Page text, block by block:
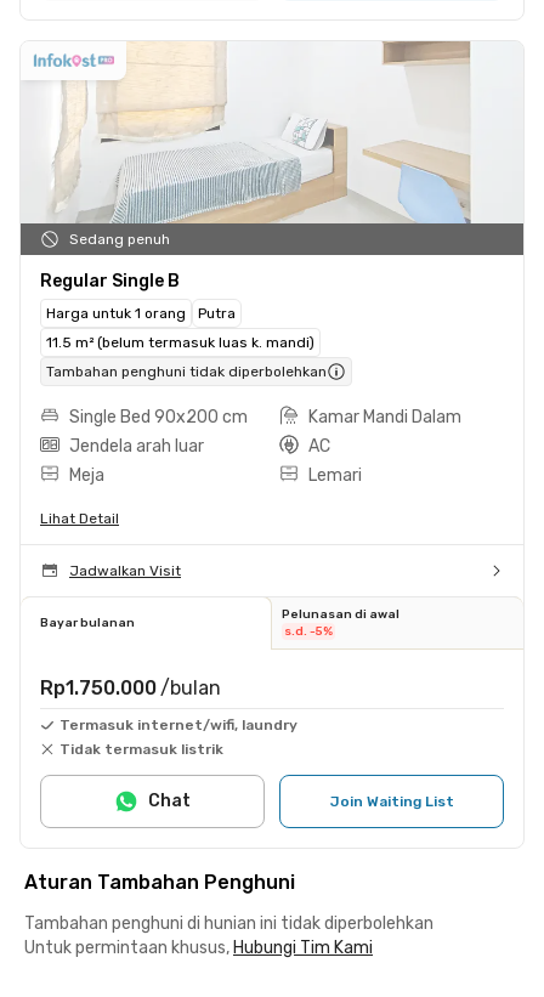
Sedang penuh
Regular Single B
Harga untuk 1 orang
Putra
11.5 m² (belum termasuk luas k. mandi)
Tambahan penghuni tidak diperbolehkan
Single Bed 90x200 cm
Kamar Mandi Dalam
Jendela arah luar
AC
Meja
Lemari
Lihat Detail
Jadwalkan Visit
Bayar bulanan
Pelunasan di awal
s.d. -5%
Rp1.750.000 /bulan
Termasuk internet/wifi, laundry
Tidak termasuk listrik
Join Waiting List
Chat
Aturan Tambahan Penghuni
Tambahan penghuni di hunian ini tidak diperbolehkan
Untuk permintaan khusus, Hubungi Tim Kami